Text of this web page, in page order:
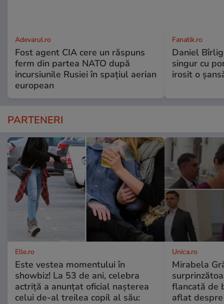
Adevarul.ro
Fost agent CIA cere un răspuns
ferm din partea NATO după
incursiunile Rusiei în spațiul aerian
european
Fanatik.ro
Daniel
singur cu
irosit o
PARTENERI
Elle.ro
Este vestea momentului în
showbiz! La 53 de ani, celebra
actriță a anunțat oficial nașterea
celui de-al treilea copil al său:
Unica.ro
Mirabela
flancată de
aflat